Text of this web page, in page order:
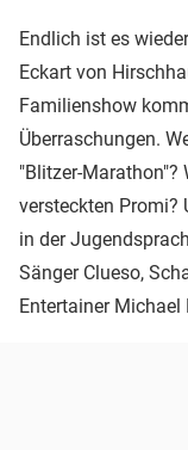
Endlich ist es
Eckart von
Familienshow
Überraschungen.
"Blitzer-Marathon"?
versteckten Promi?
in der
Sänger Clueso,
Entertainer Michael